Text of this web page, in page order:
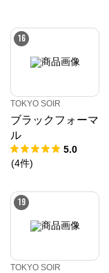
16
TOKYO SOIR
ブラックフォーマ
ル
5.0
(4件)
19
TOKYO SOIR